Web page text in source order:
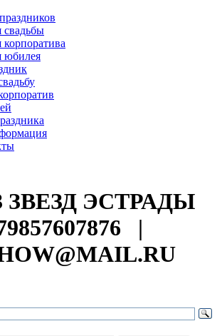
свадьбы
юбилея
ЗВЕЗД ЭСТРАДЫ
|